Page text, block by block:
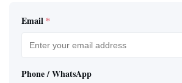
Email *
Phone / WhatsApp